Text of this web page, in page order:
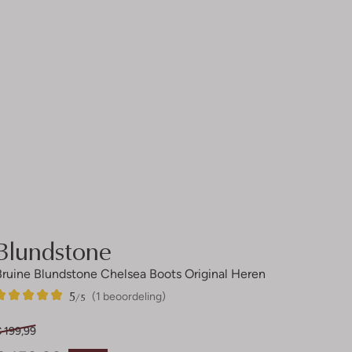
Blundstone Chelsea Boots Original Heren
(1 beoordeling)
5/5
199,99